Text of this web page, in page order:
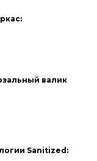
валик
Sanitized: